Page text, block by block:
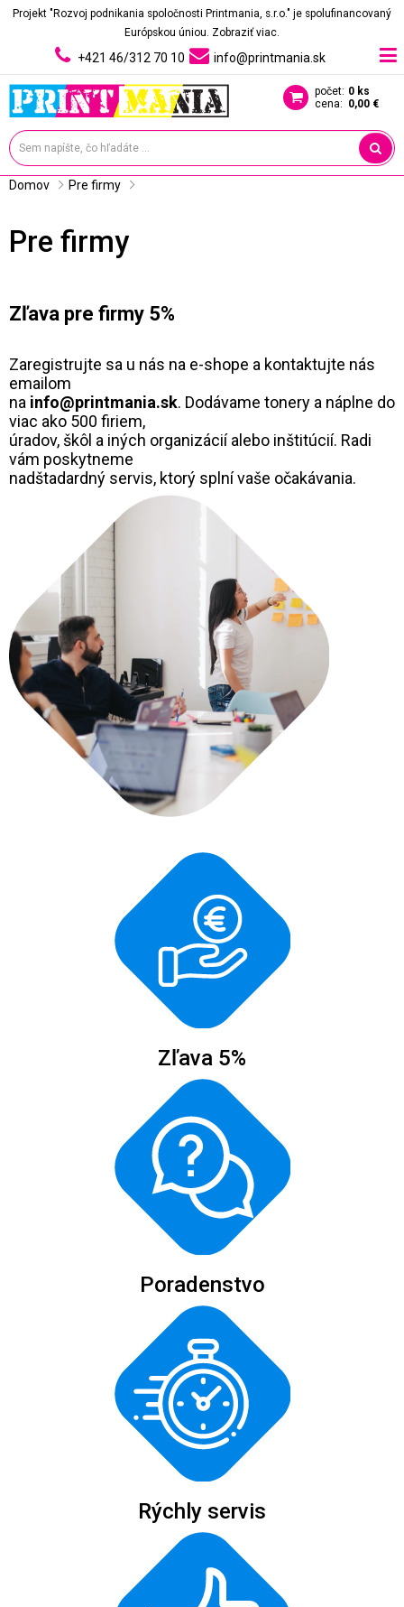
Projekt "Rozvoj podnikania spoločnosti Printmania, s.r.o." je spolufinancovaný
Európskou úniou. Zobraziť viac.
+421 46/312 70 10 info@printmania.sk
počet: 0 ks
cena: 0,00 €
Domov Pre firmy
Pre firmy
Zľava pre firmy 5%
Zaregistrujte sa u nás na e-shope a kontaktujte nás
emailom
na info@printmania.sk. Dodávame tonery a náplne do
viac ako 500 firiem,
úradov, škôl a iných organizácií alebo inštitúcií. Radi
vám poskytneme
nadštadardný servis, ktorý splní vaše očakávania.
Zľava 5%
Poradenstvo
Rýchly servis